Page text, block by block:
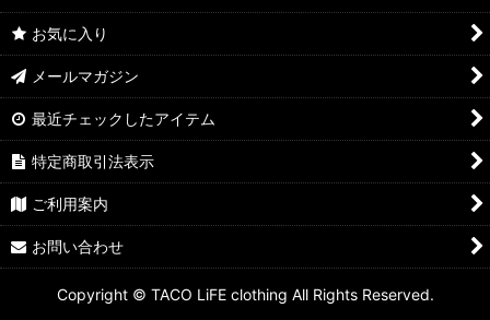
お気に入り
メールマガジン
最近チェックしたアイテム
特定商取引法表示
ご利用案内
お問い合わせ
Copyright © TACO LiFE clothing All Rights Reserved.